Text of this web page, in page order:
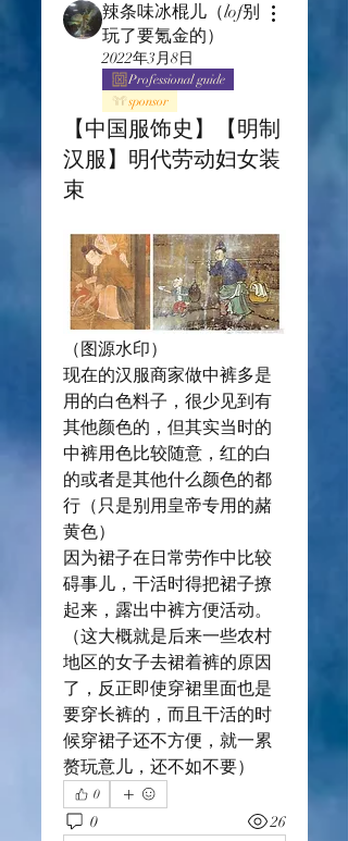
辣条味冰棍儿（lof别
玩了要氪金的）
2022年3月8日
Professional guide
sponsor
【中国服饰史】【明制
汉服】明代劳动妇女装
束
（图源水印）
现在的汉服商家做中裤多是
用的白色料子，很少见到有
其他颜色的，但其实当时的
中裤用色比较随意，红的白
的或者是其他什么颜色的都
行（只是别用皇帝专用的赭
黄色）
因为裙子在日常劳作中比较
碍事儿，干活时得把裙子撩
起来，露出中裤方便活动。
（这大概就是后来一些农村
地区的女子去裙着裤的原因
了，反正即使穿裙里面也是
要穿长裤的，而且干活的时
候穿裙子还不方便，就一累
赘玩意儿，还不如不要）
0
0 26